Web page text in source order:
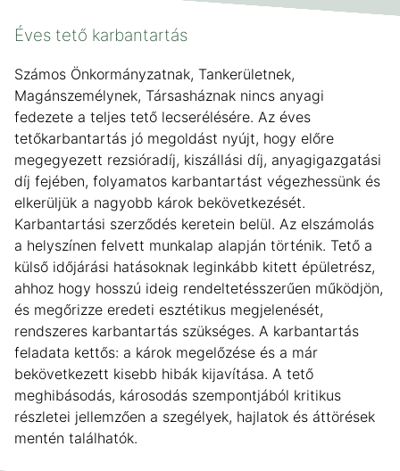
Éves tető karbantartás
Számos Önkormányzatnak, Tankerületnek,
Magánszemélynek, Társasháznak nincs anyagi
fedezete a teljes tető lecserélésére. Az éves
tetőkarbantartás jó megoldást nyújt, hogy előre
megegyezett rezsióradíj, kiszállási díj, anyagigazgatási
díj fejében, folyamatos karbantartást végezhessünk és
elkerüljük a nagyobb károk bekövetkezését.
Karbantartási szerződés keretein belül. Az elszámolás
a helyszínen felvett munkalap alapján történik. Tető a
külső időjárási hatásoknak leginkább kitett épületrész,
ahhoz hogy hosszú ideig rendeltetésszerűen működjön,
és megőrizze eredeti esztétikus megjelenését,
rendszeres karbantartás szükséges. A karbantartás
feladata kettős: a károk megelőzése és a már
bekövetkezett kisebb hibák kijavítása. A tető
meghibásodás, károsodás szempontjából kritikus
részletei jellemzően a szegélyek, hajlatok és áttörések
mentén találhatók.